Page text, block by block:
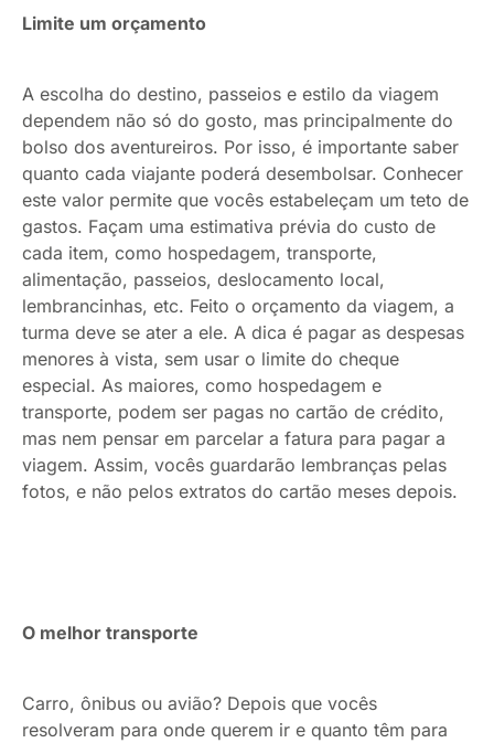
Limite um orçamento
A escolha do destino, passeios e estilo da viagem
dependem não só do gosto, mas principalmente do
bolso dos aventureiros. Por isso, é importante saber
quanto cada viajante poderá desembolsar. Conhecer
este valor permite que vocês estabeleçam um teto de
gastos. Façam uma estimativa prévia do custo de
cada item, como hospedagem, transporte,
alimentação, passeios, deslocamento local,
lembrancinhas, etc. Feito o orçamento da viagem, a
turma deve se ater a ele. A dica é pagar as despesas
menores à vista, sem usar o limite do cheque
especial. As maiores, como hospedagem e
transporte, podem ser pagas no cartão de crédito,
mas nem pensar em parcelar a fatura para pagar a
viagem. Assim, vocês guardarão lembranças pelas
fotos, e não pelos extratos do cartão meses depois.
O melhor transporte
Carro, ônibus ou avião? Depois que vocês
resolveram para onde querem ir e quanto têm para